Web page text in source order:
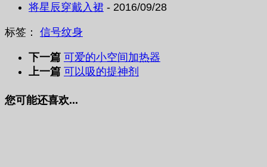
将星辰穿戴入裙 - 2016/09/28
标签： 信号纹身
下一篇 可爱的小空间加热器
上一篇 可以吸的提神剂
您可能还喜欢...